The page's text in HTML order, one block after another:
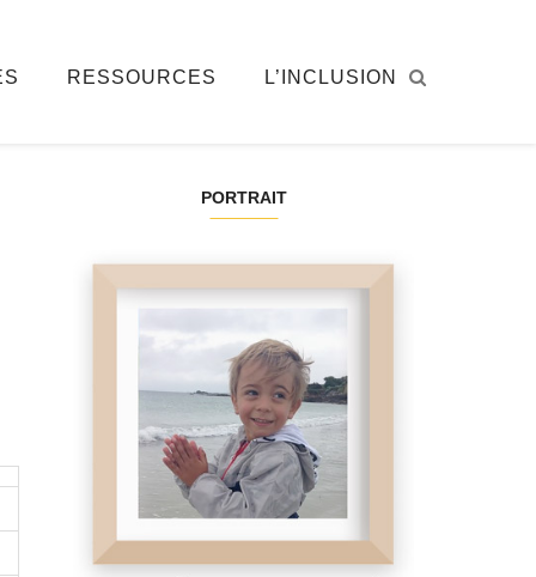
RESSOURCES L’INCLUSION
PORTRAIT